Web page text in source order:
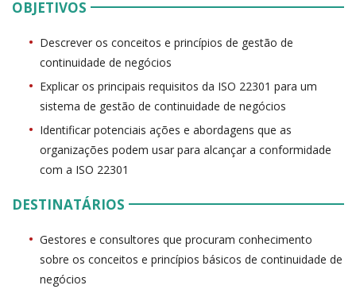
OBJETIVOS
Descrever os conceitos e princípios de gestão de
continuidade de negócios
Explicar os principais requisitos da ISO 22301 para um
sistema de gestão de continuidade de negócios
Identificar potenciais ações e abordagens que as
organizações podem usar para alcançar a conformidade
com a ISO 22301
DESTINATÁRIOS
Gestores e consultores que procuram conhecimento
sobre os conceitos e princípios básicos de continuidade de
negócios